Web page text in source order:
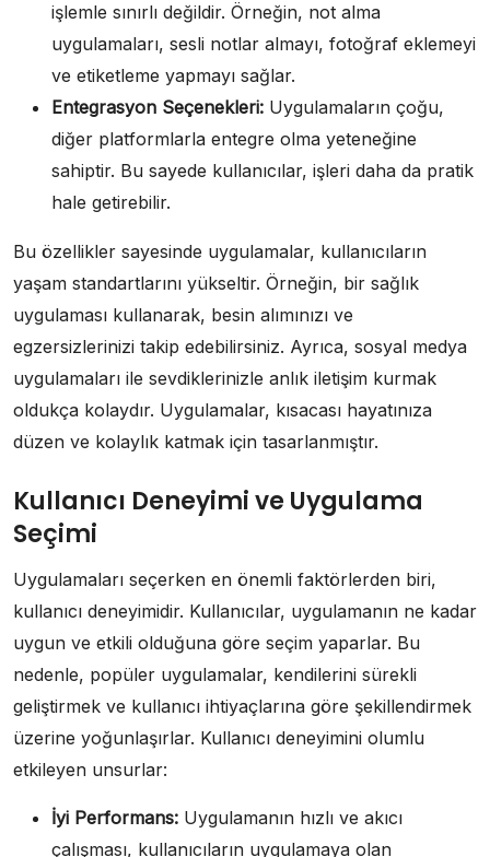
işlemle sınırlı değildir. Örneğin, not alma
uygulamaları, sesli notlar almayı, fotoğraf eklemeyi
ve etiketleme yapmayı sağlar.
Entegrasyon Seçenekleri: Uygulamaların çoğu,
diğer platformlarla entegre olma yeteneğine
sahiptir. Bu sayede kullanıcılar, işleri daha da pratik
hale getirebilir.
Bu özellikler sayesinde uygulamalar, kullanıcıların
yaşam standartlarını yükseltir. Örneğin, bir sağlık
uygulaması kullanarak, besin alımınızı ve
egzersizlerinizi takip edebilirsiniz. Ayrıca, sosyal medya
uygulamaları ile sevdiklerinizle anlık iletişim kurmak
oldukça kolaydır. Uygulamalar, kısacası hayatınıza
düzen ve kolaylık katmak için tasarlanmıştır.
Kullanıcı Deneyimi ve Uygulama
Seçimi
Uygulamaları seçerken en önemli faktörlerden biri,
kullanıcı deneyimidir. Kullanıcılar, uygulamanın ne kadar
uygun ve etkili olduğuna göre seçim yaparlar. Bu
nedenle, popüler uygulamalar, kendilerini sürekli
geliştirmek ve kullanıcı ihtiyaçlarına göre şekillendirmek
üzerine yoğunlaşırlar. Kullanıcı deneyimini olumlu
etkileyen unsurlar:
İyi Performans: Uygulamanın hızlı ve akıcı
çalışması, kullanıcıların uygulamaya olan